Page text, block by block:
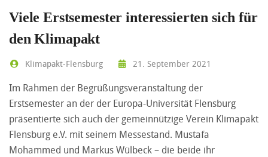
Viele Erstsemester interessierten sich für
den Klimapakt
Klimapakt-Flensburg 21. September 2021
Im Rahmen der Begrüßungsveranstaltung der
Erstsemester an der der Europa-Universität Flensburg
präsentierte sich auch der gemeinnützige Verein Klimapakt
Flensburg e.V. mit seinem Messestand. Mustafa
Mohammed und Markus Wülbeck – die beide ihr